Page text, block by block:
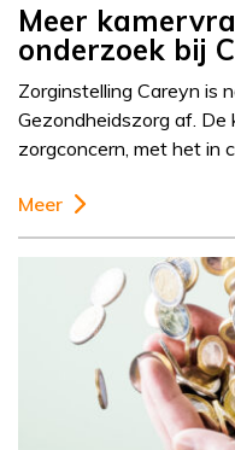
Meer
onderzoek bij
Zorginstelling Careyn is
Gezondheidszorg af.
zorgconcern, met het in
Meer